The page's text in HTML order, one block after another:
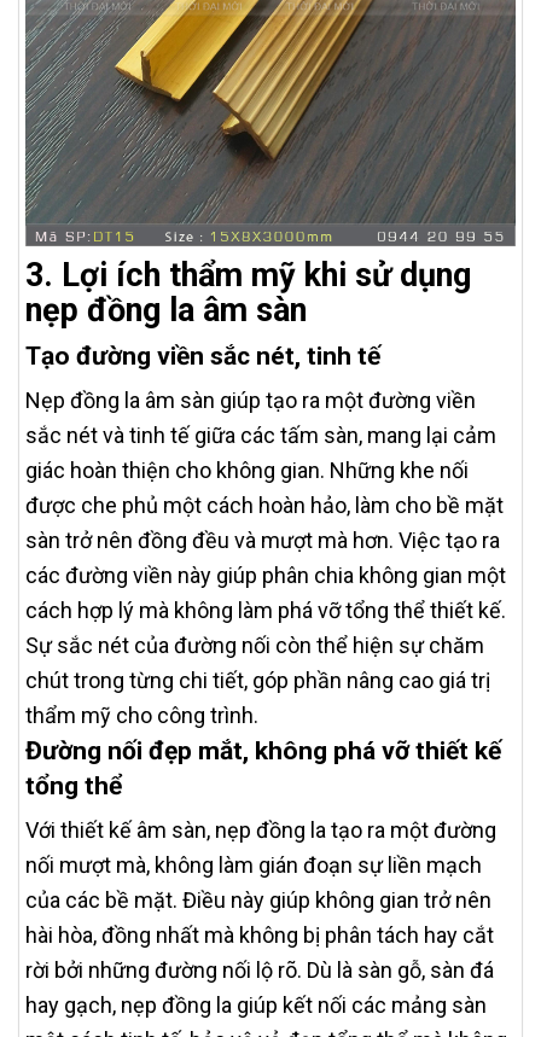
3. Lợi ích thẩm mỹ khi sử dụng
nẹp đồng la âm sàn
Tạo đường viền sắc nét, tinh tế
Nẹp đồng la âm sàn giúp tạo ra một đường viền
sắc nét và tinh tế giữa các tấm sàn, mang lại cảm
giác hoàn thiện cho không gian. Những khe nối
được che phủ một cách hoàn hảo, làm cho bề mặt
sàn trở nên đồng đều và mượt mà hơn. Việc tạo ra
các đường viền này giúp phân chia không gian một
cách hợp lý mà không làm phá vỡ tổng thể thiết kế.
Sự sắc nét của đường nối còn thể hiện sự chăm
chút trong từng chi tiết, góp phần nâng cao giá trị
thẩm mỹ cho công trình.
Đường nối đẹp mắt, không phá vỡ thiết kế
tổng thể
Với thiết kế âm sàn, nẹp đồng la tạo ra một đường
nối mượt mà, không làm gián đoạn sự liền mạch
của các bề mặt. Điều này giúp không gian trở nên
hài hòa, đồng nhất mà không bị phân tách hay cắt
rời bởi những đường nối lộ rõ. Dù là sàn gỗ, sàn đá
hay gạch, nẹp đồng la giúp kết nối các mảng sàn